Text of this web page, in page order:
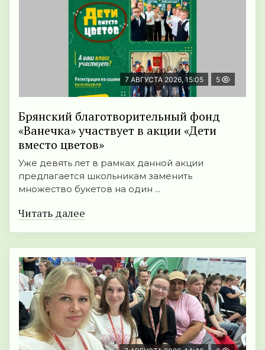
7 АВГУСТА 2026, 15:05 5
Брянский благотворительный фонд
«Ванечка» участвует в акции «Дети
вместо цветов»
Уже девять лет в рамках данной акции
предлагается школьникам заменить
множество букетов на один ...
Читать далее